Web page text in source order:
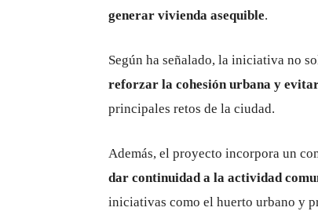
generar vivienda asequible.
Según ha señalado, la iniciativa no
reforzar la cohesión urbana y
principales retos de la ciudad.
Además, el proyecto incorpora un
dar continuidad a la actividad
iniciativas como el huerto urbano y